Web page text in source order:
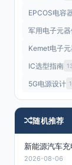
EPCOS电容
军用电子元
Kemet电子
IC选型指南
5G电源设计
随机推荐
新能源汽车
2026-08-06